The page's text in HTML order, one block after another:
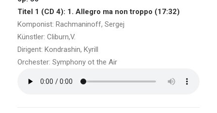
Titel 1 (CD 4): 1. Allegro ma non troppo (17:32)
Komponist: Rachmaninoff, Sergej
Künstler: Cliburn,V.
Dirigent: Kondrashin, Kyrill
Orchester: Symphony ot the Air